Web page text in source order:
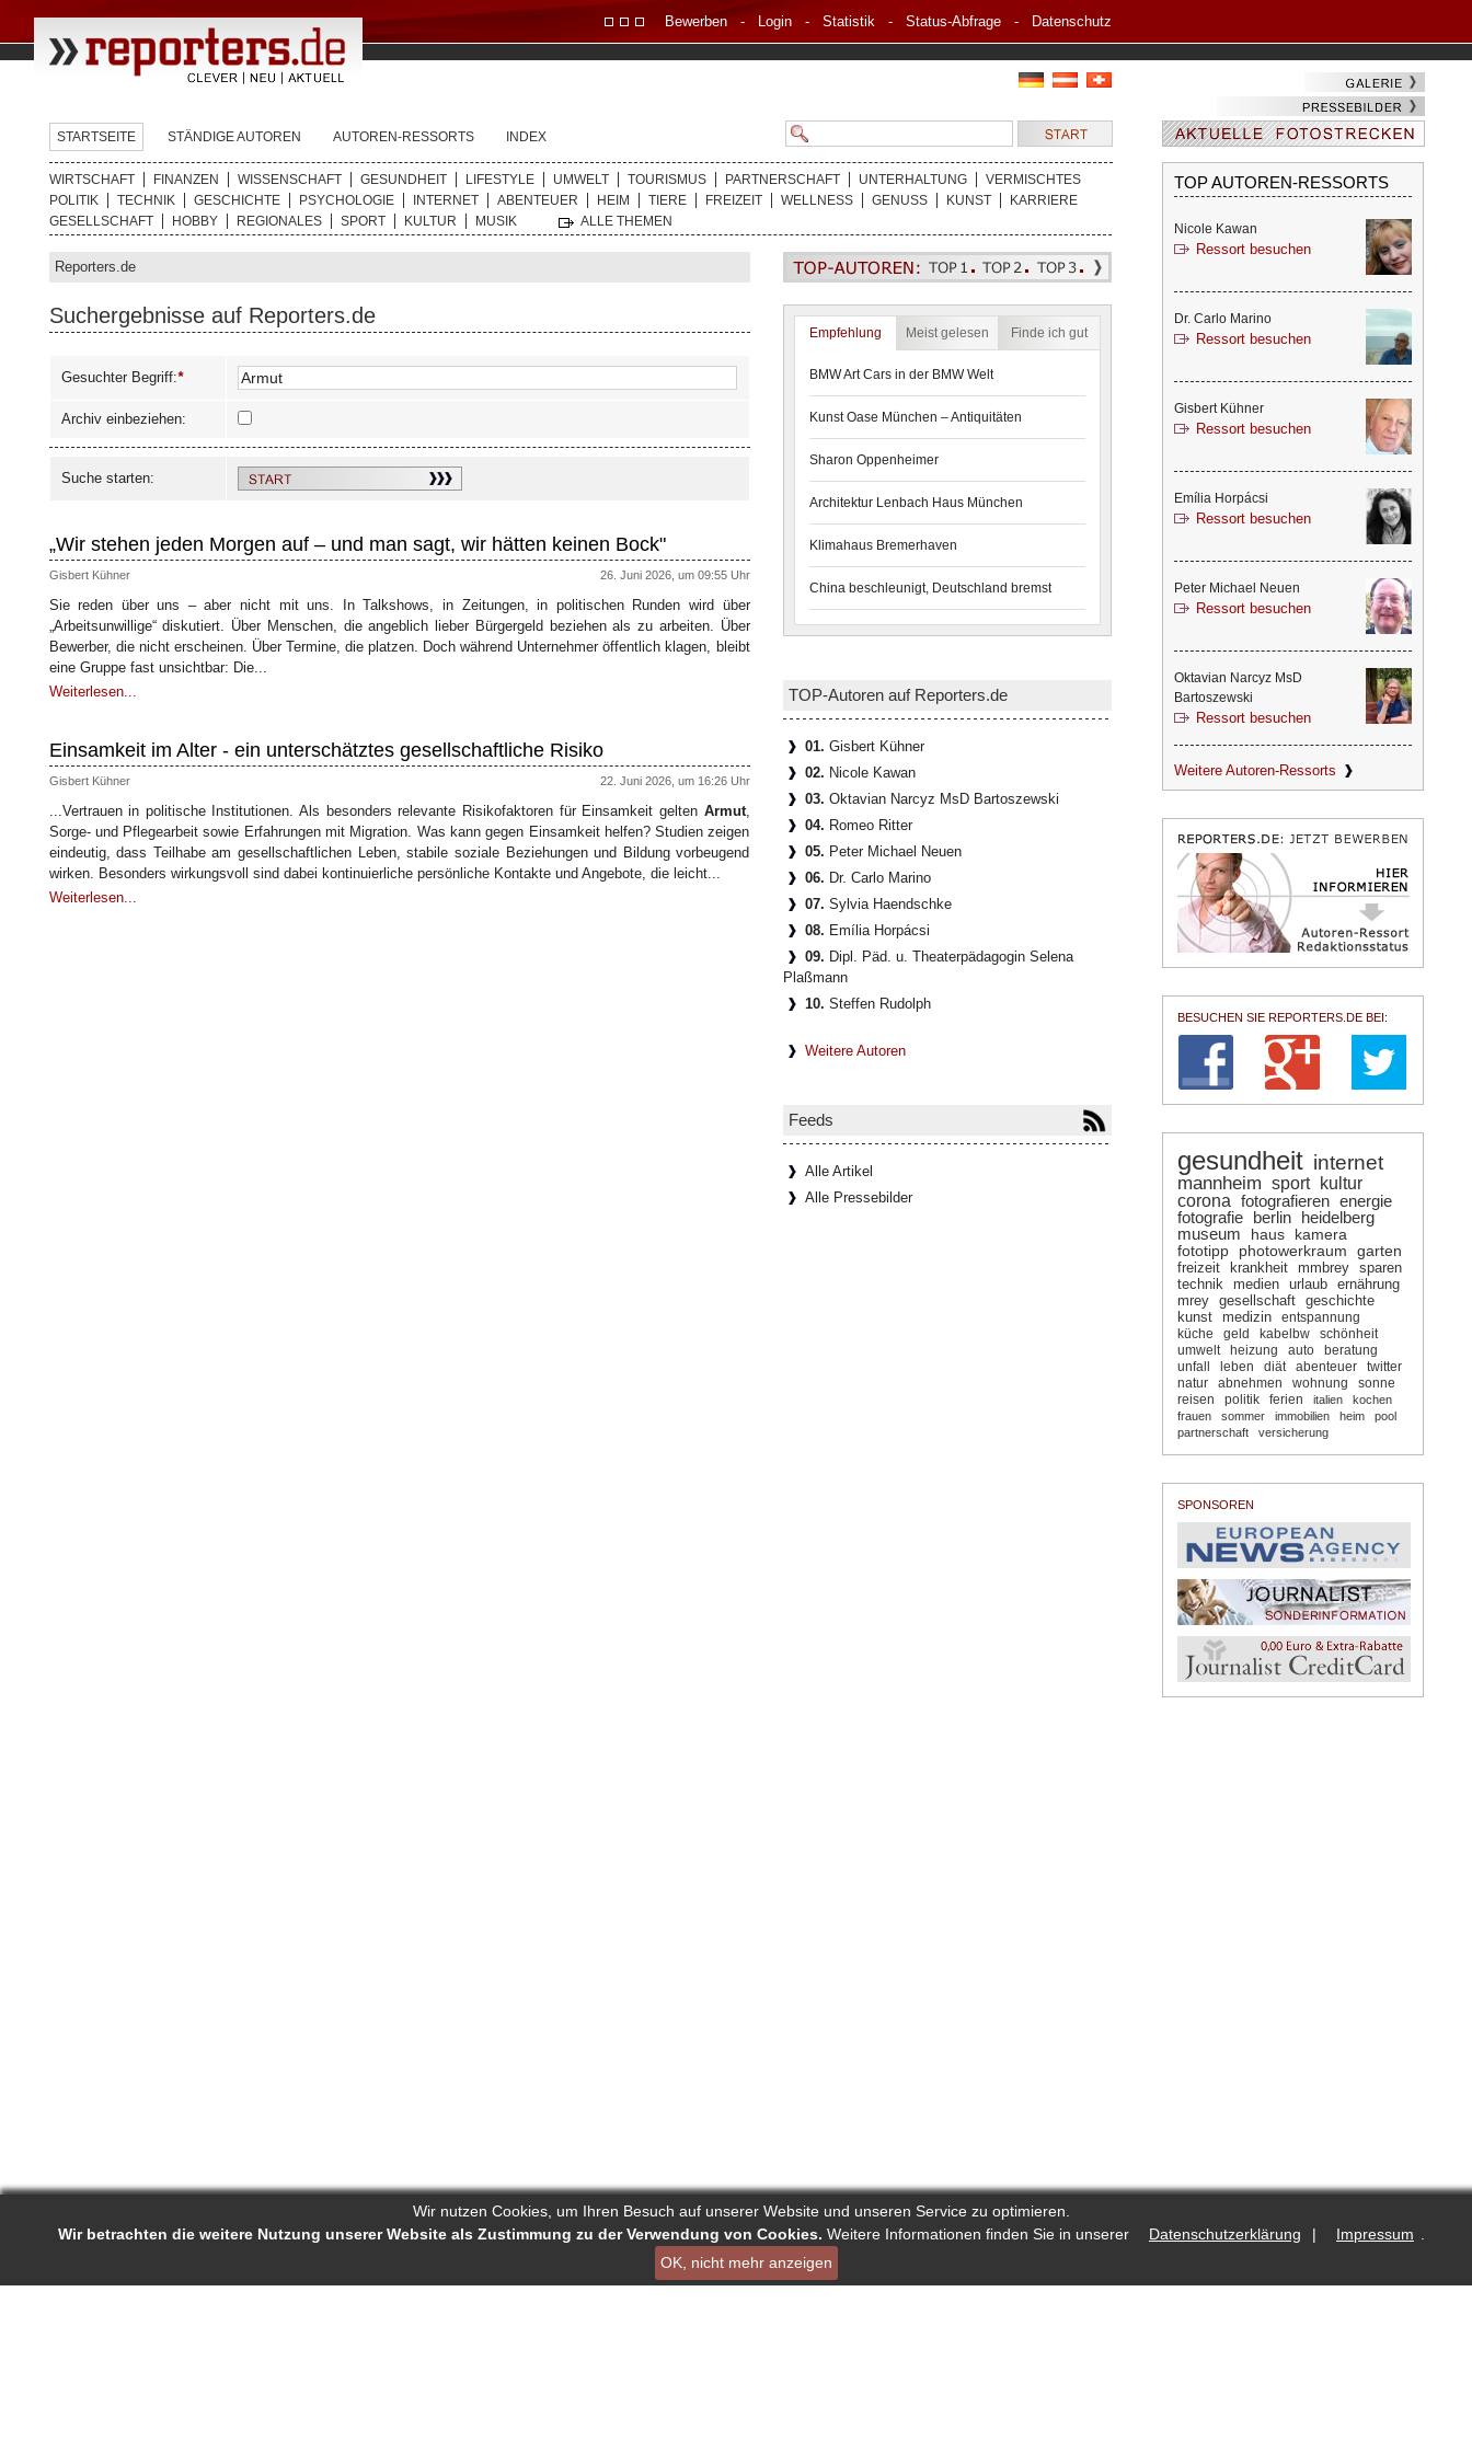
Wir nutzen Cookies, um Ihren Besuch auf unserer Website und unseren Service zu optimieren.
Wir betrachten die weitere Nutzung unserer Website als Zustimmung zu der Verwendung von Cookies. Weitere Informationen finden Sie in unserer Datenschutzerklärung | Impressum
OK, nicht mehr anzeigen
Bewerben- Login- Statistik- Status-Abfrage- Datenschutz
STARTSEITE STÄNDIGE AUTOREN AUTOREN-RESSORTS INDEX
WIRTSCHAFT FINANZEN WISSENSCHAFT GESUNDHEIT LIFESTYLE UMWELT TOURISMUS PARTNERSCHAFT UNTERHALTUNG
VERMISCHTES
POLITIK
TECHNIK GESCHICHTE PSYCHOLOGIE INTERNET ABENTEUER HEIM TIERE FREIZEIT WELLNESS GENUSS KUNST
KARRIERE
GESELLSCHAFT
HOBBY REGIONALES SPORT KULTUR MUSIK ALLE THEMEN
Reporters.de
Suchergebnisse auf Reporters.de
Gesuchter Begriff:*
Archiv einbeziehen:
Suche starten:
„Wir stehen jeden Morgen auf – und man sagt, wir hätten keinen Bock"
Gisbert Kühner 26. Juni 2026, um 09:55 Uhr
Sie reden über uns – aber nicht mit uns. In Talkshows, in Zeitungen, in politischen Runden wird über
„Arbeitsunwillige“ diskutiert. Über Menschen, die angeblich lieber Bürgergeld beziehen als zu arbeiten. Über
Bewerber, die nicht erscheinen. Über Termine, die platzen. Doch während Unternehmer öffentlich klagen, bleibt
eine Gruppe fast unsichtbar: Die...
Weiterlesen...
Einsamkeit im Alter - ein unterschätztes gesellschaftliche Risiko
Gisbert Kühner 22. Juni 2026, um 16:26 Uhr
...Vertrauen in politische Institutionen. Als besonders relevante Risikofaktoren für Einsamkeit gelten Armut,
Sorge- und Pflegearbeit sowie Erfahrungen mit Migration. Was kann gegen Einsamkeit helfen? Studien zeigen
eindeutig, dass Teilhabe am gesellschaftlichen Leben, stabile soziale Beziehungen und Bildung vorbeugend
wirken. Besonders wirkungsvoll sind dabei kontinuierliche persönliche Kontakte und Angebote, die leicht...
Weiterlesen...
Empfehlung Meist gelesen Finde ich gut
BMW Art Cars in der BMW Welt
Kunst Oase München – Antiquitäten
Sharon Oppenheimer
Architektur Lenbach Haus München
Klimahaus Bremerhaven
China beschleunigt, Deutschland bremst
TOP-Autoren auf Reporters.de
01. Gisbert Kühner
02. Nicole Kawan
03. Oktavian Narcyz MsD Bartoszewski
04. Romeo Ritter
05. Peter Michael Neuen
06. Dr. Carlo Marino
07. Sylvia Haendschke
08. Emília Horpácsi
09. Dipl. Päd. u. Theaterpädagogin Selena
Plaßmann
10. Steffen Rudolph
Weitere Autoren
Feeds
Alle Artikel
Alle Pressebilder
TOP AUTOREN-RESSORTS
Nicole Kawan
Ressort besuchen
Dr. Carlo Marino
Ressort besuchen
Gisbert Kühner
Ressort besuchen
Emília Horpácsi
Ressort besuchen
Peter Michael Neuen
Ressort besuchen
Oktavian Narcyz MsD
Bartoszewski
Ressort besuchen
Weitere Autoren-Ressorts
BESUCHEN SIE REPORTERS.DE BEI:
gesundheit internet
mannheim sport
kultur
corona fotografieren energie
fotografie
berlin
heidelberg
museum
haus kamera
fototipp photowerkraum
garten
freizeit
krankheit mmbrey
sparen
technik
medien urlaub
ernährung
mrey
gesellschaft
geschichte
kunst
medizin
entspannung
küche
geld kabelbw
schönheit
umwelt
heizung auto
beratung
unfall
leben diät abenteuer
twitter
natur
abnehmen wohnung
sonne
reisen
politik ferien italien
kochen
frauen
sommer immobilien heim
pool
partnerschaft
versicherung
SPONSOREN